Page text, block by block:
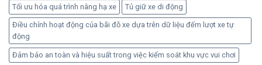
Tối ưu hóa quá trình nâng hạ xe Tủ giữ xe di động
Điều chỉnh hoạt động của bãi đỗ xe dựa trên dữ liệu đếm lượt xe tự
động
Đảm bảo an toàn và hiệu suất trong việc kiểm soát khu vực vui chơi